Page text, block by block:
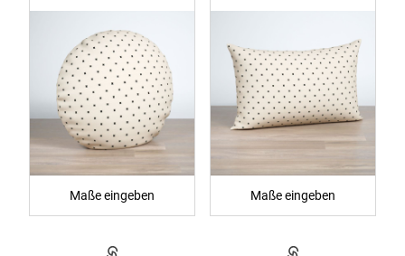
Maße eingeben Maße eingeben